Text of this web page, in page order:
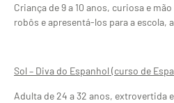
Criança de 9 a 10 anos, curiosa e
robôs e apresentá-los para a escola,
Sol – Diva do Espanhol (curso de
Adulta de 24 a 32 anos, extrovertida